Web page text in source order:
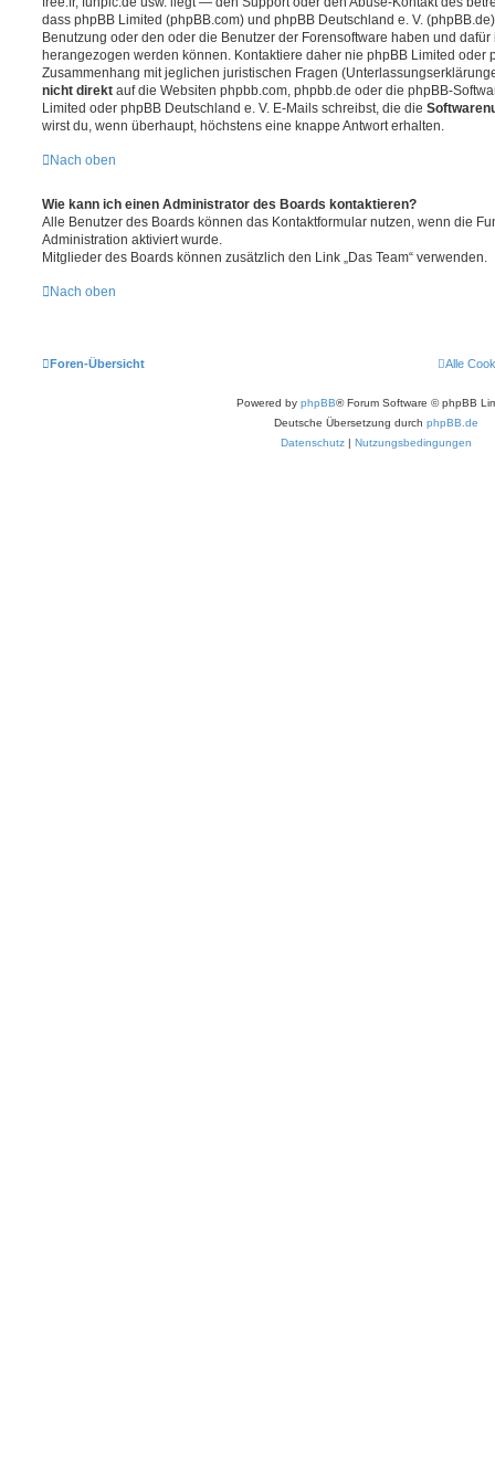
dass phpBB Limited (phpBB.com) und phpBB Deutschland e. V.
Benutzung oder den oder die Benutzer der Forensoftware haben und
herangezogen werden können. Kontaktiere daher nie phpBB Limited oder
Zusammenhang mit jeglichen juristischen Fragen
nicht direkt auf die Websiten phpbb.com, phpbb.de oder die phpBB-
Limited oder phpBB Deutschland e. V. E-Mails schreibst, die die
wirst du, wenn überhaupt, höchstens eine knappe Antwort erhalten.
Nach oben
Wie kann ich einen Administrator des Boards kontaktieren?
Alle Benutzer des Boards können das Kontaktformular nutzen, wenn die
Administration aktiviert wurde.
Mitglieder des Boards können zusätzlich den Link „Das Team“ verwenden.
Nach oben
Foren-Übersicht Alle
Powered by phpBB® Forum Software © phpBB
Deutsche Übersetzung durch phpBB.de
Datenschutz | Nutzungsbedingungen